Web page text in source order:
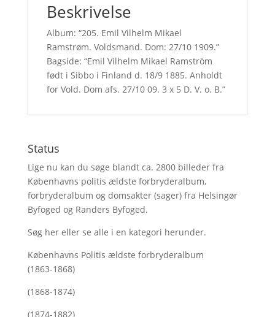
Beskrivelse
Album: “205. Emil Vilhelm Mikael
Ramstrøm. Voldsmand. Dom: 27/10 1909.”
Bagside: “Emil Vilhelm Mikael Ramström
født i Sibbo i Finland d. 18/9 1885. Anholdt
for Vold. Dom afs. 27/10 09. 3 x 5 D. V. o. B.”
Status
Lige nu kan du søge blandt ca. 2800 billeder fra
Københavns politis ældste forbryderalbum,
forbryderalbum og domsakter (sager) fra Helsingør
Byfoged og Randers Byfoged.
Søg hereller se alle i en kategori herunder.
Københavns Politis ældste forbryderalbum
(1863-1868)
(1868-1874)
(1874-1882)